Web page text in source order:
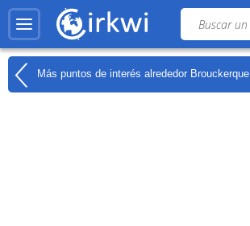
Más puntos de interés alrededor Brouckerque